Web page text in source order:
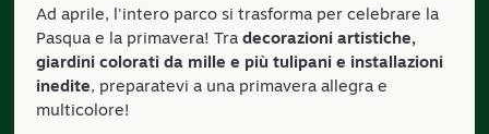
Ad aprile, l'intero parco si trasforma per celebrare la
Pasqua e la primavera! Tradecorazioni artistiche,
giardini colorati da mille e più tulipani e installazioni
inedite, preparatevi a una primavera allegra e
multicolore!